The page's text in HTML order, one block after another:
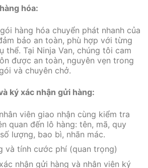
hóa:
hàng hóa chuyển phát nhanh của
bảo an toàn, phù hợp với từng
thể. Tại Ninja Van, chúng tôi cam
được an toàn, nguyên vẹn trong
và chuyên chở.
ký xác nhận gửi hàng:
viên giao nhận cùng kiểm tra
quan đến lô hàng: tên, mã, quy
lượng, bao bì, nhãn mác.
và tính cước phí (quan trọng)
nhận gửi hàng và nhân viên ký